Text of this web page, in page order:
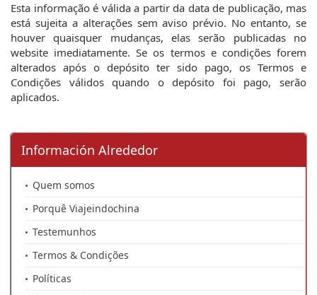
Esta informação é válida a partir da data de publicação, mas
está sujeita a alterações sem aviso prévio. No entanto, se
houver quaisquer mudanças, elas serão publicadas no
website imediatamente. Se os termos e condições forem
alterados após o depósito ter sido pago, os Termos e
Condições válidos quando o depósito foi pago, serão
aplicados.
Información Alrededor
Quem somos
Porquê Viajeindochina
Testemunhos
Termos & Condições
Políticas